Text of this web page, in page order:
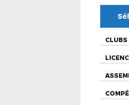
CLUBS